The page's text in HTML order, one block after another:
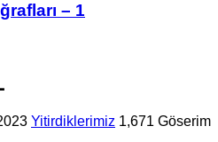
– 1
Yitirdiklerimiz 1,671 Göserim